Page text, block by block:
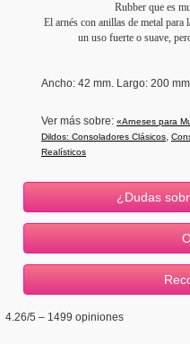
Rubber que es
El arnés con anillas de metal para
un uso fuerte o suave,
Ancho: 42 mm. Largo: 200
Ver más sobre: «Arneses para
Dildos: Consoladores Clásicos,
Realísticos
¿Dudas
4.26/5 – 1499 opiniones